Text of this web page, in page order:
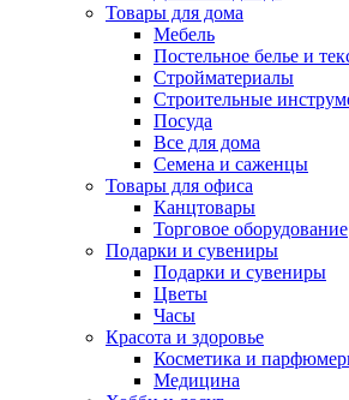
Товары для дома
Мебель
Постельное белье и
Стройматериалы
Строительные
Посуда
Все для дома
Семена и саженцы
Товары для офиса
Канцтовары
Торговое оборудование
Подарки и сувениры
Подарки и сувениры
Цветы
Часы
Красота и здоровье
Косметика и
Медицина